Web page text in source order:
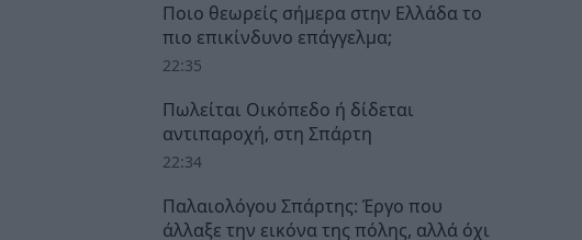
Ποιο θεωρείς σήμερα στην Ελλάδα το
πιο επικίνδυνο επάγγελμα;
22:35
Πωλείται Οικόπεδο ή δίδεται
αντιπαροχή, στη Σπάρτη
22:34
Παλαιολόγου Σπάρτης: Έργο που
άλλαξε την εικόνα της πόλης, αλλά όχι